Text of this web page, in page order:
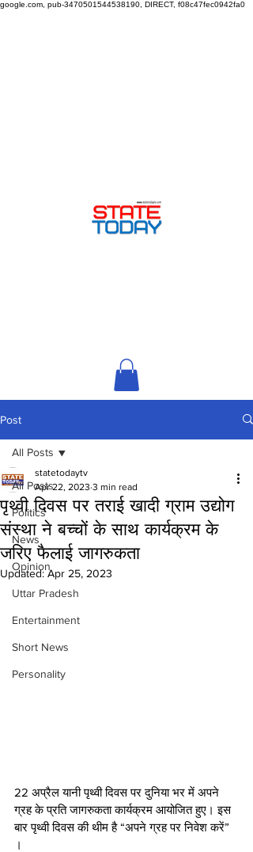
google.com, pub-3470501544538190, DIRECT, f08c47fec0942fa0
Post
All Posts
Politics
News
Opinion
Uttar Pradesh
Entertainment
Short News
Personality
All Posts
पृथ्वी दिवस पर तराई खादी ग्राम उद्योग
संस्था ने बच्चों के साथ कार्यक्रम के
जरिए फैलाई जागरुकता
statetodaytv
Apr 22, 2023 3 min read
Updated:Apr 25, 2023
22 अप्रैल यानी पृथ्वी दिवस पर दुनिया भर में अपने
ग्रह के प्रति जागरुकता कार्यक्रम आयोजित हुए। इस
बार पृथ्वी दिवस की थीम है “अपने ग्रह पर निवेश करें”
।